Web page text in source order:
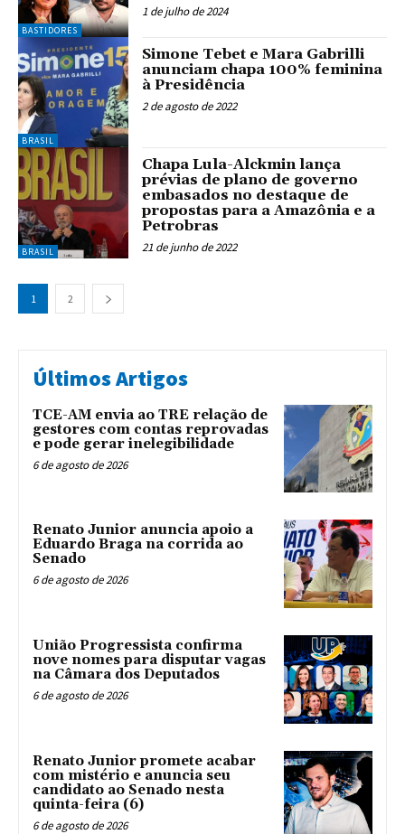
BASTIDORES
1 de julho de 2024
BRASIL
Simone Tebet e Mara Gabrilli
anunciam chapa 100% feminina
à Presidência
2 de agosto de 2022
BRASIL
Chapa Lula-Alckmin lança
prévias de plano de governo
embasados no destaque de
propostas para a Amazônia e a
Petrobras
21 de junho de 2022
1 2
Últimos Artigos
TCE-AM envia ao TRE relação de
gestores com contas reprovadas
e pode gerar inelegibilidade
6 de agosto de 2026
Renato Junior anuncia apoio a
Eduardo Braga na corrida ao
Senado
6 de agosto de 2026
União Progressista confirma
nove nomes para disputar vagas
na Câmara dos Deputados
6 de agosto de 2026
Renato Junior promete acabar
com mistério e anuncia seu
candidato ao Senado nesta
quinta-feira (6)
6 de agosto de 2026